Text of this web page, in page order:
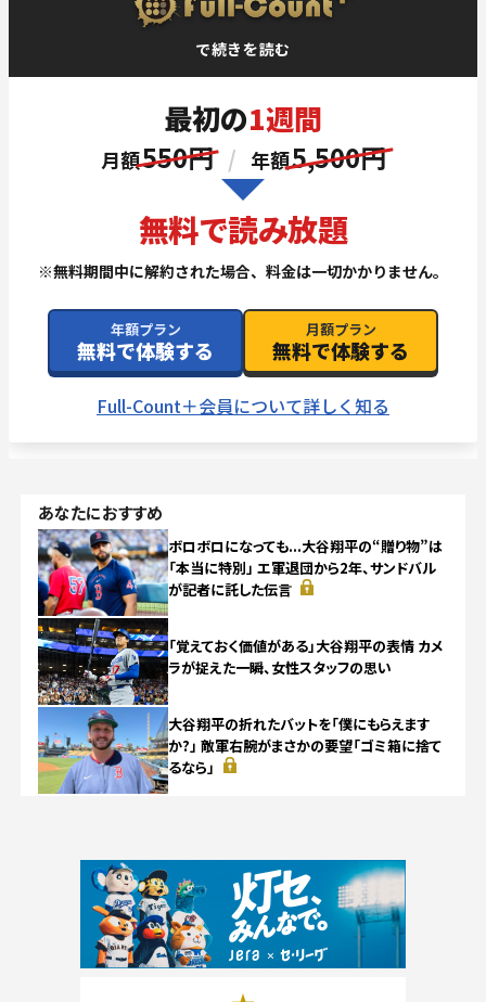
あなたにおすすめ
ボロボロになっても...大谷翔平の“贈り物”は
「本当に特別」 エ軍退団から2年、サンドバル
が記者に託した伝言
「覚えておく価値がある」大谷翔平の表情 カメ
ラが捉えた一瞬、女性スタッフの思い
大谷翔平の折れたバットを「僕にもらえます
か?」 敵軍右腕がまさかの要望「ゴミ箱に捨て
るなら」